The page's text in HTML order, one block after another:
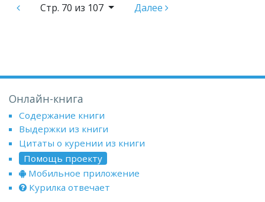
Стр. 70 из 107 Далее
Онлайн-книга
Содержание книги
Выдержки из книги
Цитаты о курении из книги
Помощь проекту
Мобильное приложение
Курилка отвечает